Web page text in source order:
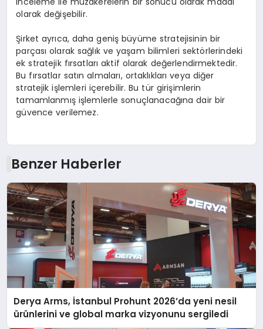
olarak değişebilir.
Şirket ayrıca, daha geniş büyüme stratejisinin bir
parçası olarak sağlık ve yaşam bilimleri sektörlerindeki
ek stratejik fırsatları aktif olarak değerlendirmektedir.
Bu fırsatlar satın almaları, ortaklıkları veya diğer
stratejik işlemleri içerebilir. Bu tür girişimlerin
tamamlanmış işlemlerle sonuçlanacağına dair bir
güvence verilemez.
Benzer Haberler
Derya Arms, İstanbul Prohunt 2026’da yeni nesil
ürünlerini ve global marka vizyonunu sergiledi